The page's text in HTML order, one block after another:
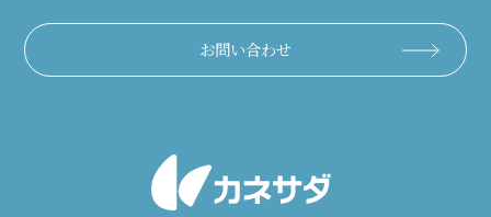
お問い合わせ